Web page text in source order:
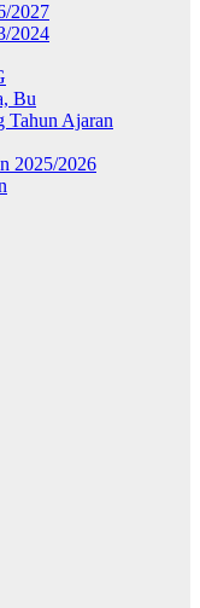
2027
2024
Bu
Tahun Ajaran
2025/2026